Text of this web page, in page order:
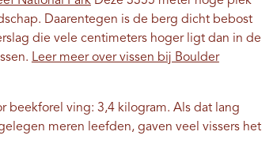
Daarentegen is de berg dicht bebost
die vele centimeters hoger ligt dan in de
Leer meer over vissen bij Boulder
beekforel ving: 3,4 kilogram. Als dat lang
meren leefden, gaven veel vissers het